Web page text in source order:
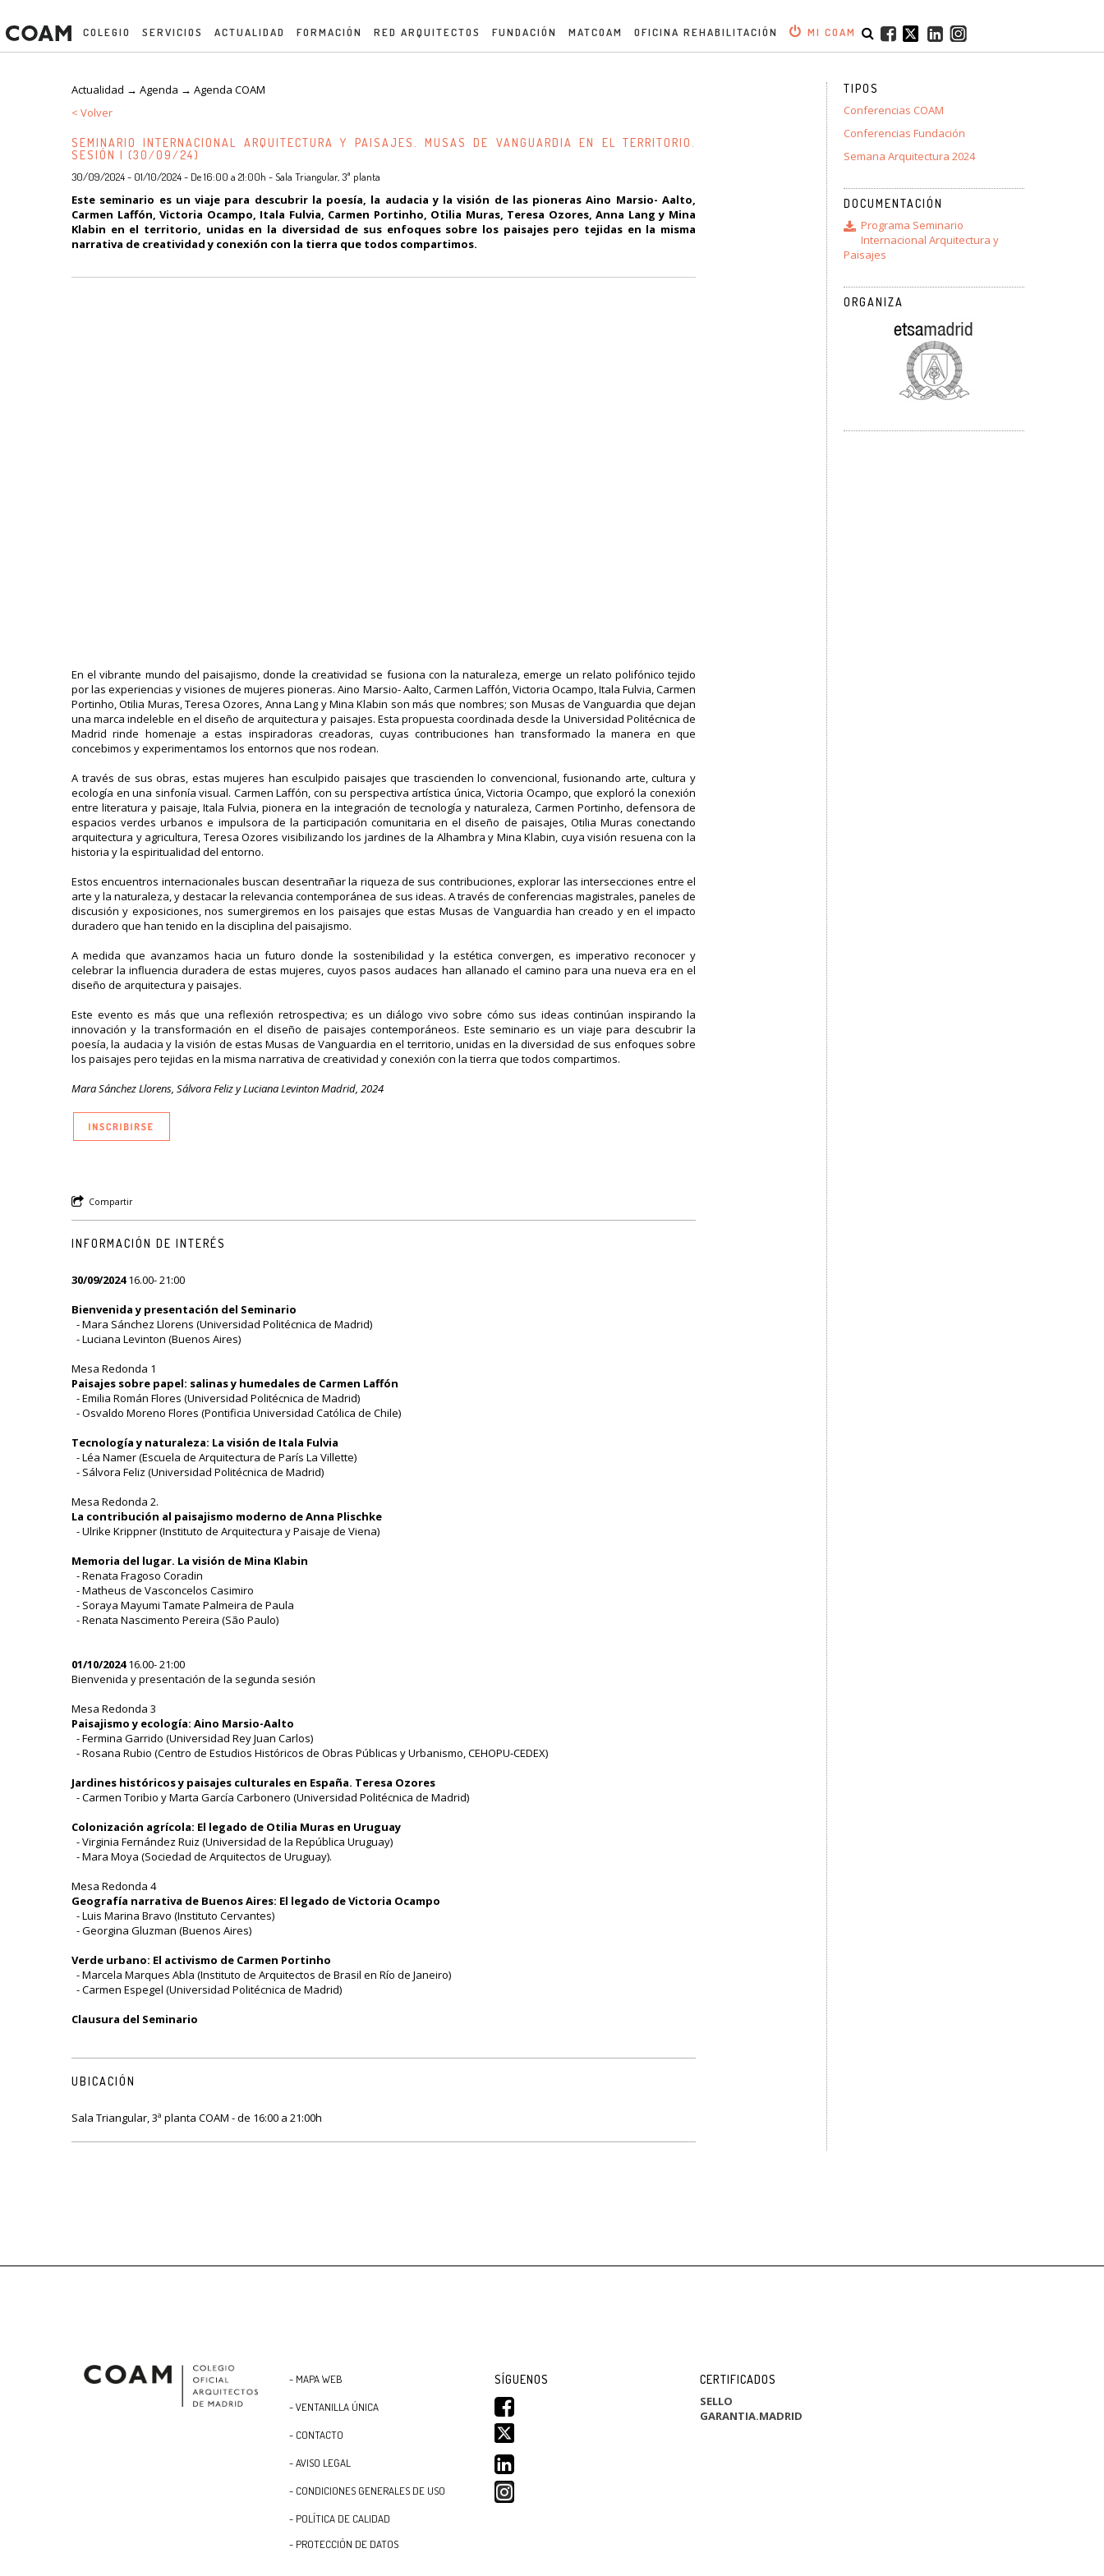
COLEGIO SERVICIOS ACTUALIDAD FORMACIÓN RED ARQUITECTOS FUNDACIÓN MATCOAM OFICINA REHABILITACIÓN MI COAM
Actualidad → Agenda → Agenda COAM
< Volver
SEMINARIO INTERNACIONAL ARQUITECTURA Y PAISAJES. MUSAS DE VANGUARDIA EN EL TERRITORIO.
SESIÓN I (30/09/24)
30/09/2024 - 01/10/2024 - De 16:00 a 21:00h - Sala Triangular, 3ª planta
Este seminario es un viaje para descubrir la poesía, la audacia y la visión de las pioneras Aino Marsio- Aalto,
Carmen Laffón, Victoria Ocampo, Itala Fulvia, Carmen Portinho, Otilia Muras, Teresa Ozores, Anna Lang y Mina
Klabin en el territorio, unidas en la diversidad de sus enfoques sobre los paisajes pero tejidas en la misma
narrativa de creatividad y conexión con la tierra que todos compartimos.
En el vibrante mundo del paisajismo, donde la creatividad se fusiona con la naturaleza, emerge un relato polifónico tejido
por las experiencias y visiones de mujeres pioneras. Aino Marsio- Aalto, Carmen Laffón, Victoria Ocampo, Itala Fulvia, Carmen
Portinho, Otilia Muras, Teresa Ozores, Anna Lang y Mina Klabin son más que nombres; son Musas de Vanguardia que dejan
una marca indeleble en el diseño de arquitectura y paisajes. Esta propuesta coordinada desde la Universidad Politécnica de
Madrid rinde homenaje a estas inspiradoras creadoras, cuyas contribuciones han transformado la manera en que
concebimos y experimentamos los entornos que nos rodean.
A través de sus obras, estas mujeres han esculpido paisajes que trascienden lo convencional, fusionando arte, cultura y
ecología en una sinfonía visual. Carmen Laffón, con su perspectiva artística única, Victoria Ocampo, que exploró la conexión
entre literatura y paisaje, Itala Fulvia, pionera en la integración de tecnología y naturaleza, Carmen Portinho, defensora de
espacios verdes urbanos e impulsora de la participación comunitaria en el diseño de paisajes, Otilia Muras conectando
arquitectura y agricultura, Teresa Ozores visibilizando los jardines de la Alhambra y Mina Klabin, cuya visión resuena con la
historia y la espiritualidad del entorno.
Estos encuentros internacionales buscan desentrañar la riqueza de sus contribuciones, explorar las intersecciones entre el
arte y la naturaleza, y destacar la relevancia contemporánea de sus ideas. A través de conferencias magistrales, paneles de
discusión y exposiciones, nos sumergiremos en los paisajes que estas Musas de Vanguardia han creado y en el impacto
duradero que han tenido en la disciplina del paisajismo.
A medida que avanzamos hacia un futuro donde la sostenibilidad y la estética convergen, es imperativo reconocer y
celebrar la influencia duradera de estas mujeres, cuyos pasos audaces han allanado el camino para una nueva era en el
diseño de arquitectura y paisajes.
Este evento es más que una reflexión retrospectiva; es un diálogo vivo sobre cómo sus ideas continúan inspirando la
innovación y la transformación en el diseño de paisajes contemporáneos. Este seminario es un viaje para descubrir la
poesía, la audacia y la visión de estas Musas de Vanguardia en el territorio, unidas en la diversidad de sus enfoques sobre
los paisajes pero tejidas en la misma narrativa de creatividad y conexión con la tierra que todos compartimos.
Mara Sánchez Llorens, Sálvora Feliz y Luciana Levinton Madrid, 2024
Compartir
INFORMACIÓN DE INTERÉS
30/09/202416.00- 21:00
Bienvenida y presentación del Seminario
- Mara Sánchez Llorens (Universidad Politécnica de Madrid)
- Luciana Levinton (Buenos Aires)
Mesa Redonda 1
Paisajes sobre papel: salinas y humedales de Carmen Laffón
- Emilia Román Flores (Universidad Politécnica de Madrid)
- Osvaldo Moreno Flores (Pontificia Universidad Católica de Chile)
Tecnología y naturaleza: La visión de Itala Fulvia
- Léa Namer (Escuela de Arquitectura de París La Villette)
- Sálvora Feliz (Universidad Politécnica de Madrid)
Mesa Redonda 2.
La contribución al paisajismo moderno de Anna Plischke
- Ulrike Krippner (Instituto de Arquitectura y Paisaje de Viena)
Memoria del lugar. La visión de Mina Klabin
- Renata Fragoso Coradin
- Matheus de Vasconcelos Casimiro
- Soraya Mayumi Tamate Palmeira de Paula
- Renata Nascimento Pereira (São Paulo)
01/10/202416.00- 21:00
Bienvenida y presentación de la segunda sesión
Mesa Redonda 3
Paisajismo y ecología: Aino Marsio-Aalto
- Fermina Garrido (Universidad Rey Juan Carlos)
- Rosana Rubio (Centro de Estudios Históricos de Obras Públicas y Urbanismo, CEHOPU-CEDEX)
Jardines históricos y paisajes culturales en España. Teresa Ozores
- Carmen Toribio y Marta García Carbonero (Universidad Politécnica de Madrid)
Colonización agrícola: El legado de Otilia Muras en Uruguay
- Virginia Fernández Ruiz (Universidad de la República Uruguay)
- Mara Moya (Sociedad de Arquitectos de Uruguay).
Mesa Redonda 4
Geografía narrativa de Buenos Aires: El legado de Victoria Ocampo
- Luis Marina Bravo (Instituto Cervantes)
- Georgina Gluzman (Buenos Aires)
Verde urbano: El activismo de Carmen Portinho
- Marcela Marques Abla (Instituto de Arquitectos de Brasil en Río de Janeiro)
- Carmen Espegel (Universidad Politécnica de Madrid)
Clausura del Seminario
UBICACIÓN
Sala Triangular, 3ª planta COAM - de 16:00 a 21:00h
TIPOS
Conferencias COAM
Conferencias Fundación
Semana Arquitectura 2024
DOCUMENTACIÓN
Programa Seminario
Internacional Arquitectura y
Paisajes
ORGANIZA
- MAPA WEB
- VENTANILLA ÚNICA
- CONTACTO
- AVISO LEGAL
- CONDICIONES GENERALES DE USO
- POLÍTICA DE CALIDAD
- PROTECCIÓN DE DATOS
SÍGUENOS
CERTIFICADOS
SELLO
GARANTIA.MADRID